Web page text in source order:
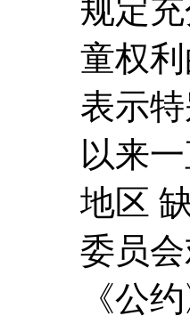
规定
童权
表示
以来
地区
委员
《公